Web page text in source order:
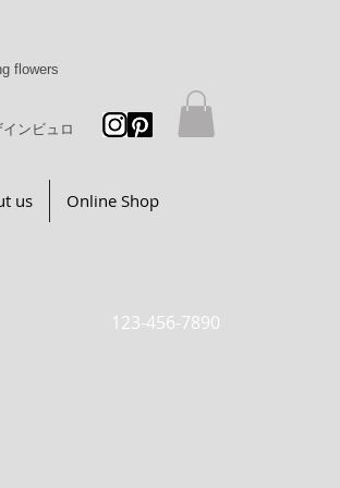
flowers
ンビュロ
us Online Shop
123-456-7890